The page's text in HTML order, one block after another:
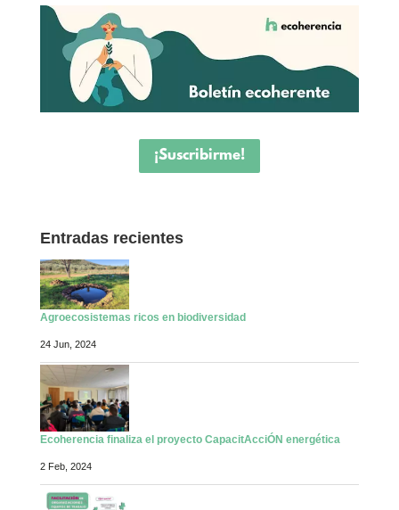
¡Suscribirme!
Entradas recientes
Agroecosistemas ricos en biodiversidad
24 Jun, 2024
Ecoherencia finaliza el proyecto CapacitAcciÓN energética
2 Feb, 2024